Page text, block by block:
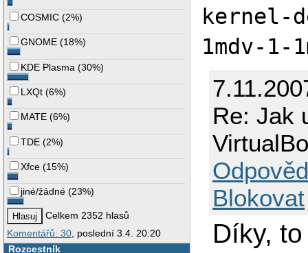
COSMIC (2%)
GNOME (18%)
KDE Plasma (30%)
LXQt (6%)
MATE (6%)
TDE (2%)
Xfce (15%)
jiné/žádné (23%)
Celkem 2352 hlasů
Komentářů: 30 , poslední 3.4. 20:20
Rozcestník
kernel-
1mdv-1-
Re: Jak
Blokovat
Díky,